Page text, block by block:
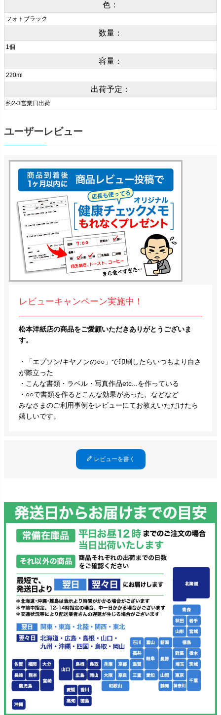
色：
フォトブラック
数量：
1個
容量：
220ml
出荷予定：
約2-3営業日出荷
ユーザーレビュー
レビューキャンペーン実施中！
松本洋紙店の商品をご愛顧いただきありがとうございま
す。
・「エプソン/キヤノンの○○」で印刷したらいつもより白さ
が際立った
・こんな書類・ラベル・写真作品etc...を作っている
・○○で書類を作るとこんな効果があった、などなど
みなさまのご利用事例をレビューにてお教えいただけたら
嬉しいです。
レビューを書く